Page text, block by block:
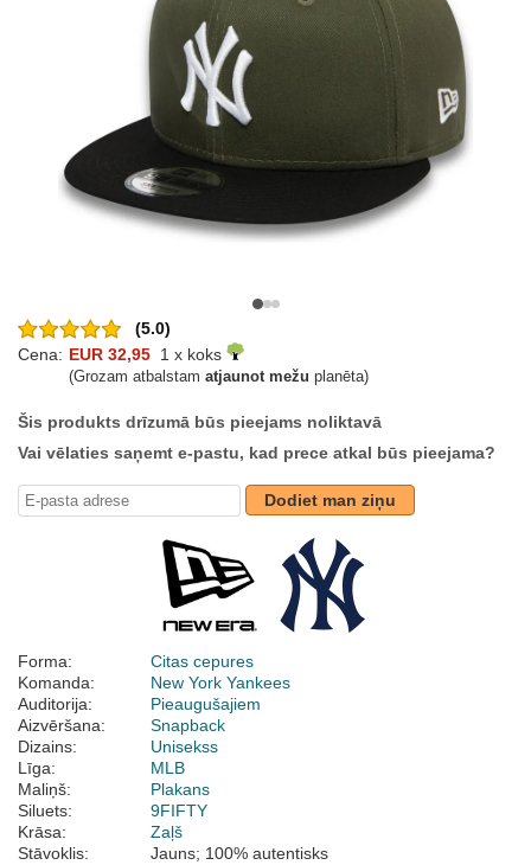
(5.0)
Cena: EUR 32,95 1 x koks
(Grozam atbalstam atjaunot mežu planēta)
Šis produkts drīzumā būs pieejams noliktavā
Vai vēlaties saņemt e-pastu, kad prece atkal būs pieejama?
Dodiet man ziņu
Forma:
Citas cepures
Komanda:
New York Yankees
Auditorija:
Pieaugušajiem
Aizvēršana:
Snapback
Dizains:
Unisekss
Līga:
MLB
Maliņš:
Plakans
Siluets:
9FIFTY
Krāsa:
Zaļš
Stāvoklis:
Jauns; 100% autentisks